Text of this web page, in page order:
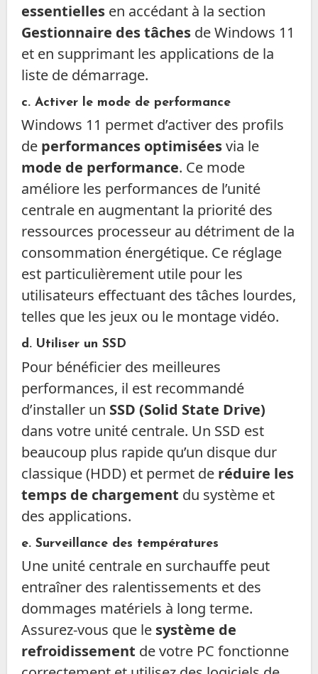
essentiellesen accédant à la section
Gestionnaire des tâchesde Windows 11
et en supprimant les applications de la
liste de démarrage.
c. Activer le mode de performance
Windows 11 permet d’activer des profils
de performances optimiséesvia le
mode de performance. Ce mode
améliore les performances de l’unité
centrale en augmentant la priorité des
ressources processeur au détriment de la
consommation énergétique. Ce réglage
est particulièrement utile pour les
utilisateurs effectuant des tâches lourdes,
telles que les jeux ou le montage vidéo.
d. Utiliser un SSD
Pour bénéficier des meilleures
performances, il est recommandé
d’installer un SSD (Solid State Drive)
dans votre unité centrale. Un SSD est
beaucoup plus rapide qu’un disque dur
classique (HDD) et permet de réduire les
temps de chargement du système et
des applications.
e. Surveillance des températures
Une unité centrale en surchauffe peut
entraîner des ralentissements et des
dommages matériels à long terme.
Assurez-vous que le système de
refroidissement de votre PC fonctionne